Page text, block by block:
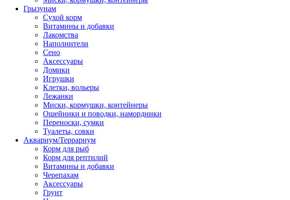
Грызунам
Сухой корм
Витамины и добавки
Лакомства
Наполнители
Сено
Аксессуары
Домики
Игрушки
Клетки, вольеры
Лежанки
Миски, кормушки, контейнеры
Ошейники и поводки, намордники
Переноски, сумки
Туалеты, совки
Аквариум/Террариум
Корм для рыб
Корм для рептилий
Витамины и добавки
Черепахам
Аксессуары
Грунт